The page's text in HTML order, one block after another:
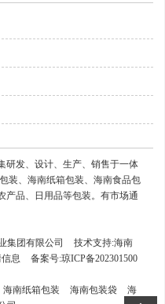
研发、设计、生产、销售于一体
装、海南纸箱包装、海南食品包
产品、日用品等包装。有市场通
集团有限公司 技术支持:海南
息 备案号:琼ICP备202301500
海南纸箱包装 海南包装袋
海